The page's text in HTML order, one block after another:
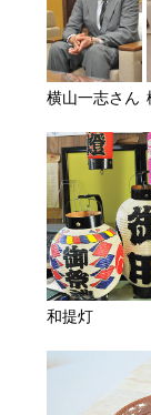
横山一志さん
和提灯